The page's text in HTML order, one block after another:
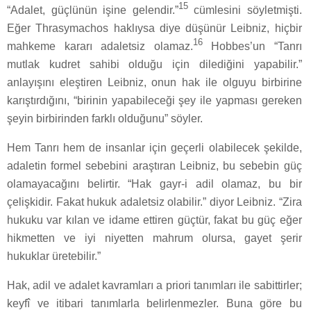
“Adalet, güçlünün işine gelendir.”15cümlesini söyletmişti.
Eğer Thrasymachos haklıysa diye düşünür Leibniz, hiçbir
mahkeme kararı adaletsiz olamaz.16Hobbes’un “Tanrı
mutlak kudret sahibi olduğu için dilediğini yapabilir.”
anlayışını eleştiren Leibniz, onun hak ile olguyu birbirine
karıştırdığını, “birinin yapabileceği şey ile yapması gereken
şeyin birbirinden farklı olduğunu” söyler.
Hem Tanrı hem de insanlar için geçerli olabilecek şekilde,
adaletin formel sebebini araştıran Leibniz, bu sebebin güç
olamayacağını belirtir. “Hak gayr-i adil olamaz, bu bir
çelişkidir. Fakat hukuk adaletsiz olabilir.” diyor Leibniz. “Zira
hukuku var kılan ve idame ettiren güçtür, fakat bu güç eğer
hikmetten ve iyi niyetten mahrum olursa, gayet şerir
hukuklar üretebilir.”
Hak, adil ve adalet kavramları a priori tanımları ile sabittirler;
keyfî ve itibari tanımlarla belirlenmezler. Buna göre bu